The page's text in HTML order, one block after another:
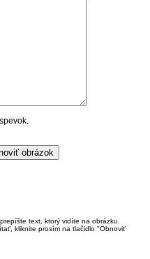
text, ktorý vidíte na obrázku.
kliknite prosím na tlačidlo "Obnoviť